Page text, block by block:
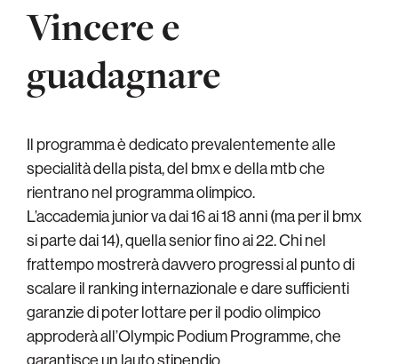
Vincere e
guadagnare
Il programma è dedicato prevalentemente alle
specialità della pista, del bmx e della mtb che
rientrano nel programma olimpico.
L’accademia junior va dai 16 ai 18 anni (ma per il bmx
si parte dai 14), quella senior fino ai 22. Chi nel
frattempo mostrerà davvero progressi al punto di
scalare il ranking internazionale e dare sufficienti
garanzie di poter lottare per il podio olimpico
approderà all’Olympic Podium Programme, che
garantisce un lauto stipendio.